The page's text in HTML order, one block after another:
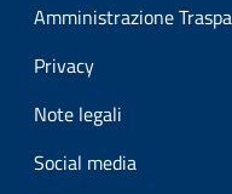
Amministrazione
Privacy
Note legali
Social media